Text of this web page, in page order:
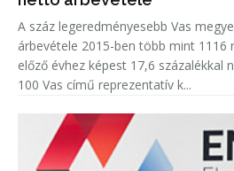
A száz legeredményesebb Vas
árbevétele 2015-ben több mint 1116
előző évhez képest 17,6 százalékkal
100 Vas című reprezentatív k...